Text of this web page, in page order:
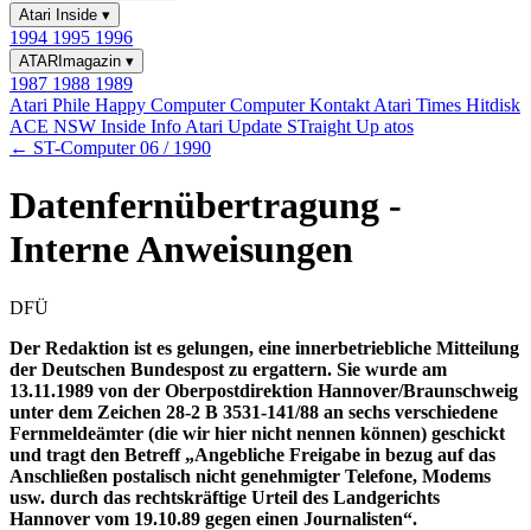
Atari Inside ▾
1994 1995 1996
ATARImagazin ▾
1987 1988 1989
Atari Phile Happy ComputerComputer Kontakt Atari Times Hitdisk
ACE NSW Inside Info Atari Update STraight Up atos
← ST-Computer 06 / 1990
Datenfernübertragung -
Interne Anweisungen
DFÜ
Der Redaktion ist es gelungen, eine innerbetriebliche Mitteilung
der Deutschen Bundespost zu ergattern. Sie wurde am
13.11.1989 von der Oberpostdirektion Hannover/Braunschweig
unter dem Zeichen 28-2 B 3531-141/88 an sechs verschiedene
Fernmeldeämter (die wir hier nicht nennen können) geschickt
und tragt den Betreff „Angebliche Freigabe in bezug auf das
Anschließen postalisch nicht genehmigter Telefone, Modems
usw. durch das rechtskräftige Urteil des Landgerichts
Hannover vom 19.10.89 gegen einen Journalisten“.